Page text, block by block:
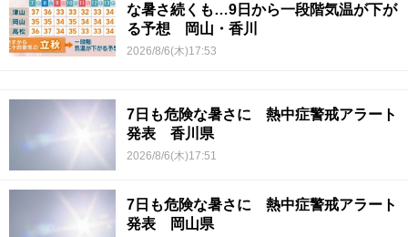
な暑さ続くも…9日から一段階気温が下が
る予想 岡山・香川
2026/8/6(木)17:53
7日も危険な暑さに 熱中症警戒アラート
発表 香川県
2026/8/6(木)17:51
7日も危険な暑さに 熱中症警戒アラート
発表 岡山県